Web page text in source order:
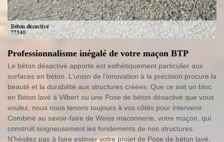
Professionnalisme inégalé de votre maçon BTP
Le béton désactivé apporte est esthétiquement particulier aux
surfaces en béton. L’union de l’innovation à la précision procure la
beauté et la durabilité aux structures créées. Que ce soit un bloc
en Béton lavé à Vilbert ou une Pose de béton désactivé que vous
voulez, nous nous tenons toujours à vos côtés pour intervenir.
Combiné au savoir-faire de Weiss maconnerie, votre maçon, qui
construit soigneusement les fondements de nos structures.
N’hésitez pas à faire estimer votre projet de Pose de béton lavé,